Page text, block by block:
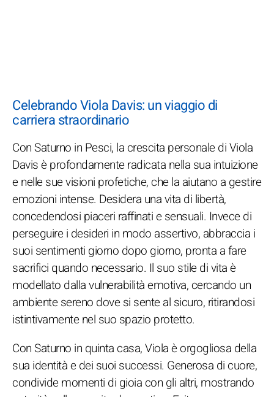
Celebrando Viola Davis: un viaggio di
carriera straordinario
Con Saturno in Pesci, la crescita personale di Viola
Davis è profondamente radicata nella sua intuizione
e nelle sue visioni profetiche, che la aiutano a gestire
emozioni intense. Desidera una vita di libertà,
concedendosi piaceri raffinati e sensuali. Invece di
perseguire i desideri in modo assertivo, abbraccia i
suoi sentimenti giorno dopo giorno, pronta a fare
sacrifici quando necessario. Il suo stile di vita è
modellato dalla vulnerabilità emotiva, cercando un
ambiente sereno dove si sente al sicuro, ritirandosi
istintivamente nel suo spazio protetto.
Con Saturno in quinta casa, Viola è orgogliosa della
sua identità e dei suoi successi. Generosa di cuore,
condivide momenti di gioia con gli altri, mostrando